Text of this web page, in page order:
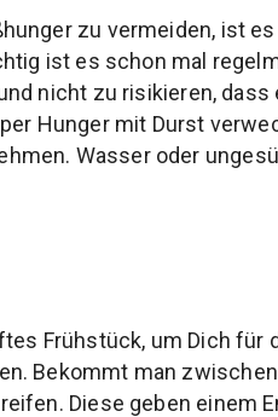
zu vermeiden, ist
ist es schon mal
nicht zu risikieren, dass
Hunger mit Durst
Wasser oder
Frühstück, um Dich für
Bekommt man
Diese geben einem